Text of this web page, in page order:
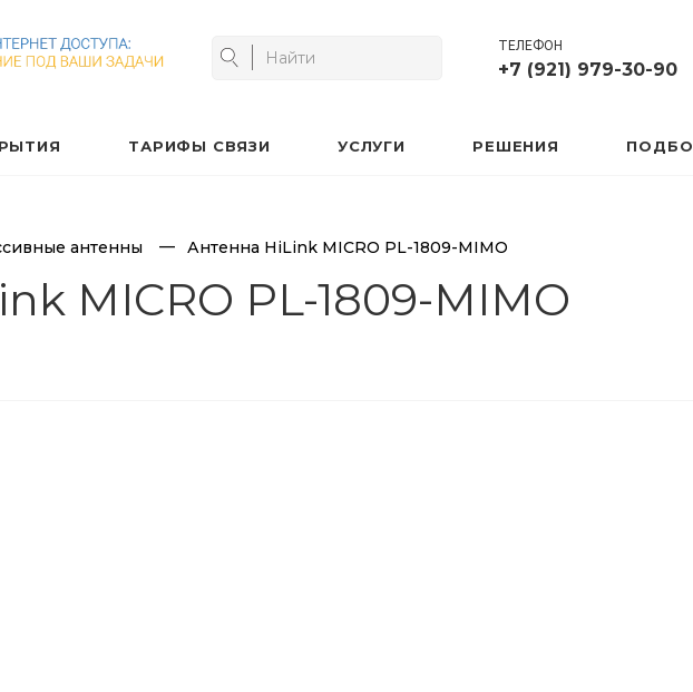
ТЕЛЕФОН
+7 (921) 979-30-90
ТАРИФЫ СВЯЗИ УСЛУГИ РЕШЕНИЯ
антенны Антенна HiLink MICRO PL-1809-MIMO
MICRO PL-1809-MIMO